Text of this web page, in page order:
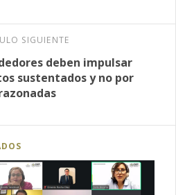
SIGUIENTE
deben impulsar
sustentados y no por